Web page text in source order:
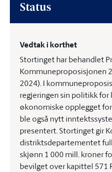
Status
Vedtak i korthet
Stortinget har behandlet
Kommuneproposisjonen
2024). I
regjeringen sin politikk
økonomiske opplegget
ble også nytt
presentert. Stortinget gir
distriktsdepartementet
skjønn 1 000 mill. kroner
bevilget over kapittel 571